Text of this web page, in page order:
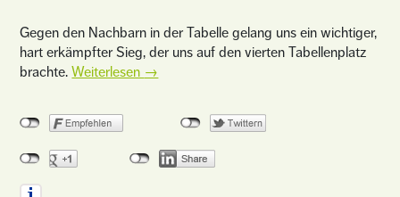
Gegen den Nachbarn in der Tabelle gelang uns ein wichtiger,
hart erkämpfter Sieg, der uns auf den vierten Tabellenplatz
brachte.Weiterlesen →